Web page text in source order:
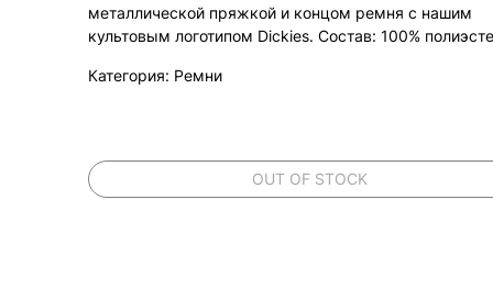
OUT OF STOCK
металлической пряжкой и концом ремня с нашим
культовым логотипом Dickies. Состав: 100%
Категория: Ремни